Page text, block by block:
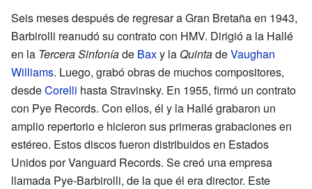
Seis meses después de regresar a Gran Bretaña en 1943,
Barbirolli reanudó su contrato con HMV. Dirigió a la Hallé
en la Tercera Sinfoníade Baxy la QuintadeVaughan
Williams. Luego, grabó obras de muchos compositores,
desdeCorelli hasta Stravinsky. En 1955, firmó un contrato
con Pye Records. Con ellos, él y la Hallé grabaron un
amplio repertorio e hicieron sus primeras grabaciones en
estéreo. Estos discos fueron distribuidos en Estados
Unidos por Vanguard Records. Se creó una empresa
llamada Pye-Barbirolli, de la que él era director. Este